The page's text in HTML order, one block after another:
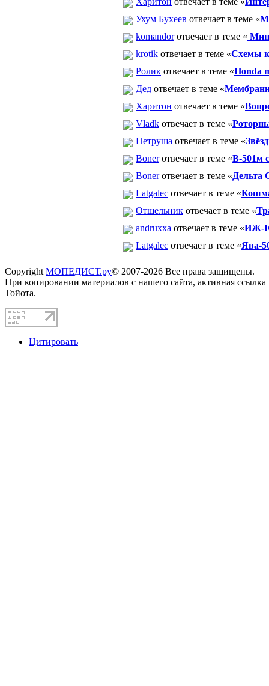
Ухум Бухеев отвечает в теме «
komandorотвечает в теме «
krotik отвечает в теме «Схемы
Ролик отвечает в теме «Honda
Дед отвечает в теме «
Харитон отвечает в теме «
Vladk отвечает в теме «
Петруша отвечает в теме «
Bonerотвечает в теме «В-501м
Bonerотвечает в теме «Дельта
Latgalec отвечает в теме «
Отшельник отвечает в теме «
andruxxa отвечает в теме «ИЖ-Ю
Latgalec отвечает в теме «Ява-
Copyright МОПЕДИСТ.ру© 2007-2026 Все права защищены.
При копировании материалов с нашего сайта, активная
Тойота.
Цитировать